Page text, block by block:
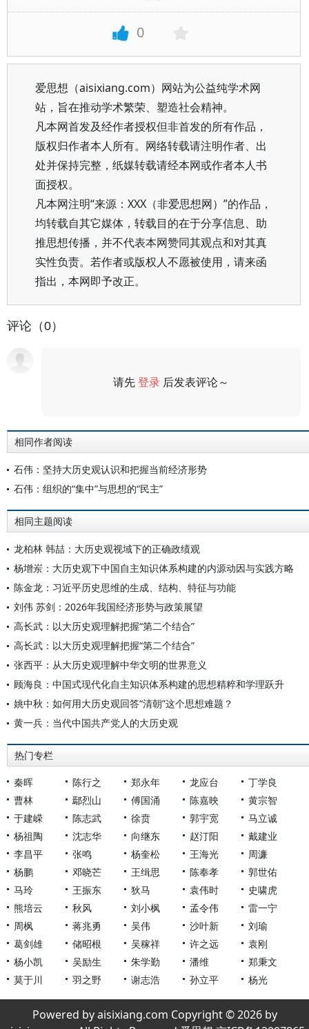
0
爱思想（aisixiang.com）网站为公益纯学术网
站，旨在推动学术繁荣、塑造社会精神。
凡本网首发及经作者授权但非首发的所有作品，
版权归作者本人所有。网络转载请注明作者、出
处并保持完整，纸媒转载请经本网或作者本人书
面授权。
凡本网注明“来源：XXX（非爱思想网）”的作品，
均转载自其它媒体，转载目的在于分享信息、助
推思想传播，并不代表本网赞同其观点和对其真
实性负责。若作者或版权人不愿被使用，请来函
指出，本网即予改正。
评论（0）
请先登录 后发表评论～
相同作者阅读
石伟：坚持大历史观认识和把握当前经济形势
石伟：组织的“集中”与思想的“民主”
相同主题阅读
龙柏林 韩喆：大历史观视域下的正确政绩观
杨增岽：大历史观下中国自主知识体系构建的内源动因与实践方略
陈金龙：习近平历史思维的生成、结构、特征与功能
刘伟 苏剑：2026年我国经济形势与政策展望
高长武：以大历史观理解把握“第二个结合”
高长武：以大历史观理解把握“第二个结合”
张西平：从大历史观理解中华文明的世界意义
顾海良：中国式现代化自主知识体系构建的思想精粹和学理跃升
姚中秋：如何用大历史观回答“清朝”这个思想难题？
黄一兵：当代中国共产党人的大历史观
热门专栏
秦晖 陈行之 郑永年 龙应台
丁学良
曹林
鄢烈山 傅国涌 陈嘉映
黄宗智
于建嵘
陈志武 徐贲 郭宇宽
马立诚
杨祖陶
沈志华 向继东 赵汀阳
戴建业
李昌平
张鸣 杨奎松 王海光
周濂
杨鹏
邓晓芒 王缉思 陈奉孝
郭世佑
马玲
王振东 狄马 袁伟时
史啸虎
熊培云
秋风 刘小枫 孟令伟
雷一宁
周枫
蒋兆勇 吴伟 沙叶新
刘瑜
葛剑雄
储昭根 吴稼祥 许之远
袁刚
杨小凯
吴励生 朱学勤 潘维
郑秉文
莫于川
羽之野 谢志浩 孙立平 杨光
Powered by aisixiang.com Copyright © 2026 by